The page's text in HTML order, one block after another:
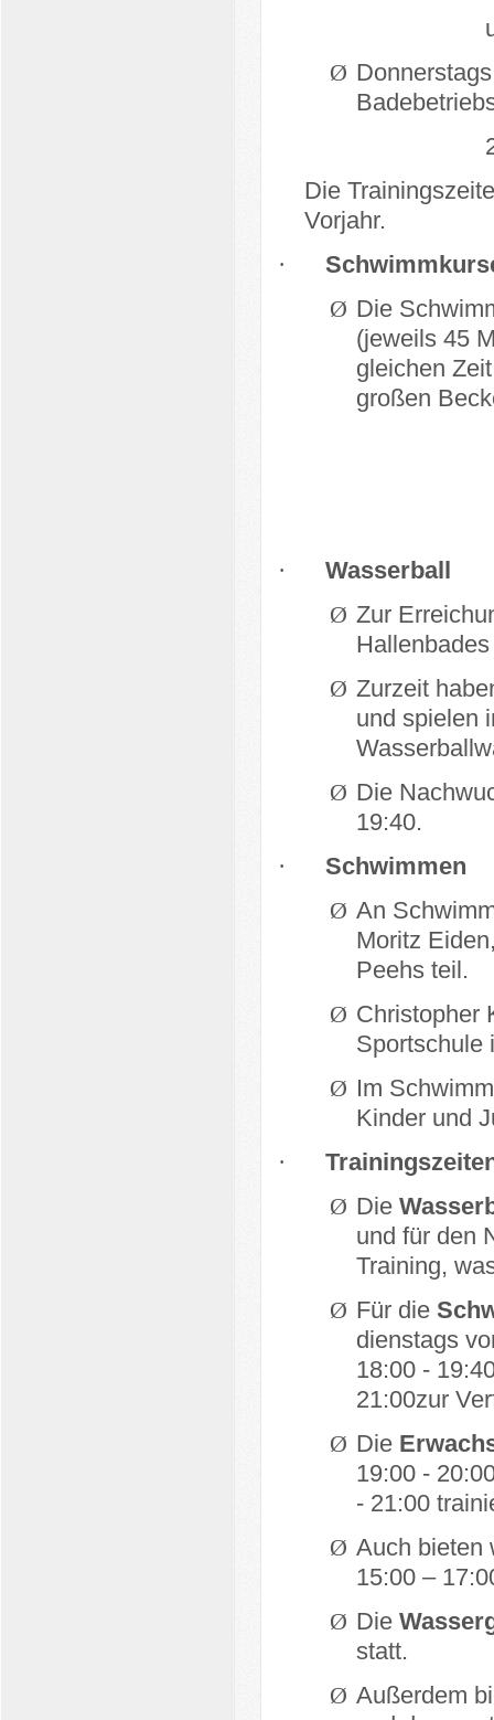
Ø Donnerstags
Die
Vorjahr.
·
Ø Die
(jeweils 45
gleichen
großen
·
Wasserball
Ø Zur
Ø Zurzeit
und spielen
Ø Die
19:40.
·
Schwimmen
Ø An
Moritz
Peehs teil.
Ø Christopher
Sportschule
Ø Im
Kinder und
·
Ø Die
und für den
Training,
Ø Für die
dienstags
18:00 -
21:00zur
Ø Die
19:00 -
- 21:00
Ø Auch bieten
15:00 –
Ø Die
statt.
Ø Außerdem